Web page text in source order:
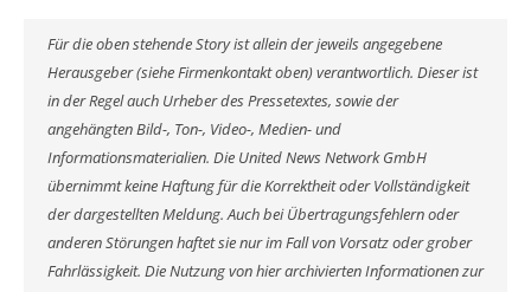
Für die oben stehende Story ist allein der jeweils angegebene
Herausgeber (siehe Firmenkontakt oben) verantwortlich. Dieser ist
in der Regel auch Urheber des Pressetextes, sowie der
angehängten Bild-, Ton-, Video-, Medien- und
Informationsmaterialien. Die United News Network GmbH
übernimmt keine Haftung für die Korrektheit oder Vollständigkeit
der dargestellten Meldung. Auch bei Übertragungsfehlern oder
anderen Störungen haftet sie nur im Fall von Vorsatz oder grober
Fahrlässigkeit. Die Nutzung von hier archivierten Informationen zur